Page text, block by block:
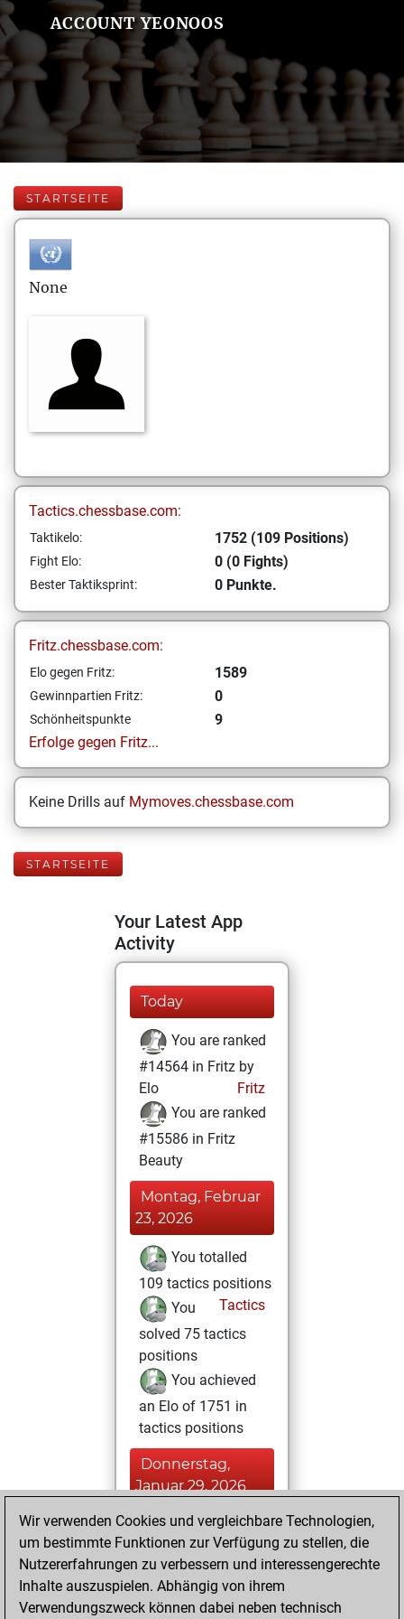
ACCOUNT YEONOOS
STARTSEITE
None
Tactics.chessbase.com:
Taktikelo: 1752 (109 Positions)
Fight Elo: 0 (0 Fights)
Bester Taktiksprint: 0 Punkte.
Fritz.chessbase.com:
Elo gegen Fritz: 1589
Gewinnpartien Fritz: 0
Schönheitspunkte
9
Erfolge gegen Fritz...
Keine Drills auf Mymoves.chessbase.com
STARTSEITE
Your Latest App
Activity
Today
You are ranked
#14564 in Fritz by
Elo
Fritz
You are ranked
#15586 in Fritz
Beauty
Montag, Februar
23, 2026
You totalled
109 tactics positions
Tactics
You
solved 75 tactics
positions
You achieved
an Elo of 1751 in
tactics positions
Donnerstag,
Januar 29, 2026
You achieved a
BeautyScore of 9
Fritz
achieved a new Elo
Wir verwenden Cookies und vergleichbare Technologien,
um bestimmte Funktionen zur Verfügung zu stellen, die
Nutzererfahrungen zu verbessern und interessengerechte
Inhalte auszuspielen. Abhängig von ihrem
Verwendungszweck können dabei neben technisch